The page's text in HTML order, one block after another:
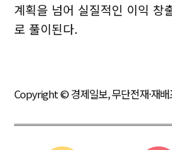
계획을 넘어 실질적인 이익 창
로 풀이된다.
Copyright © 경제일보, 무단전재·재배